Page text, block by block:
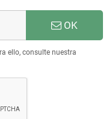
OK
ello, consulte nuestra